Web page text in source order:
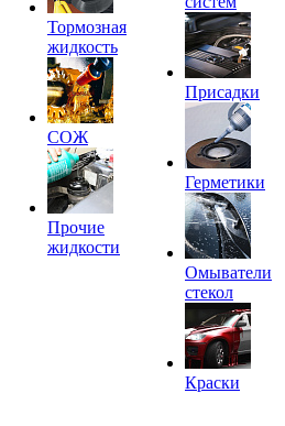
Тормозная
жидкость
СОЖ
Прочие
жидкости
Присадки
Герметики
Омыватели
стекол
Краски